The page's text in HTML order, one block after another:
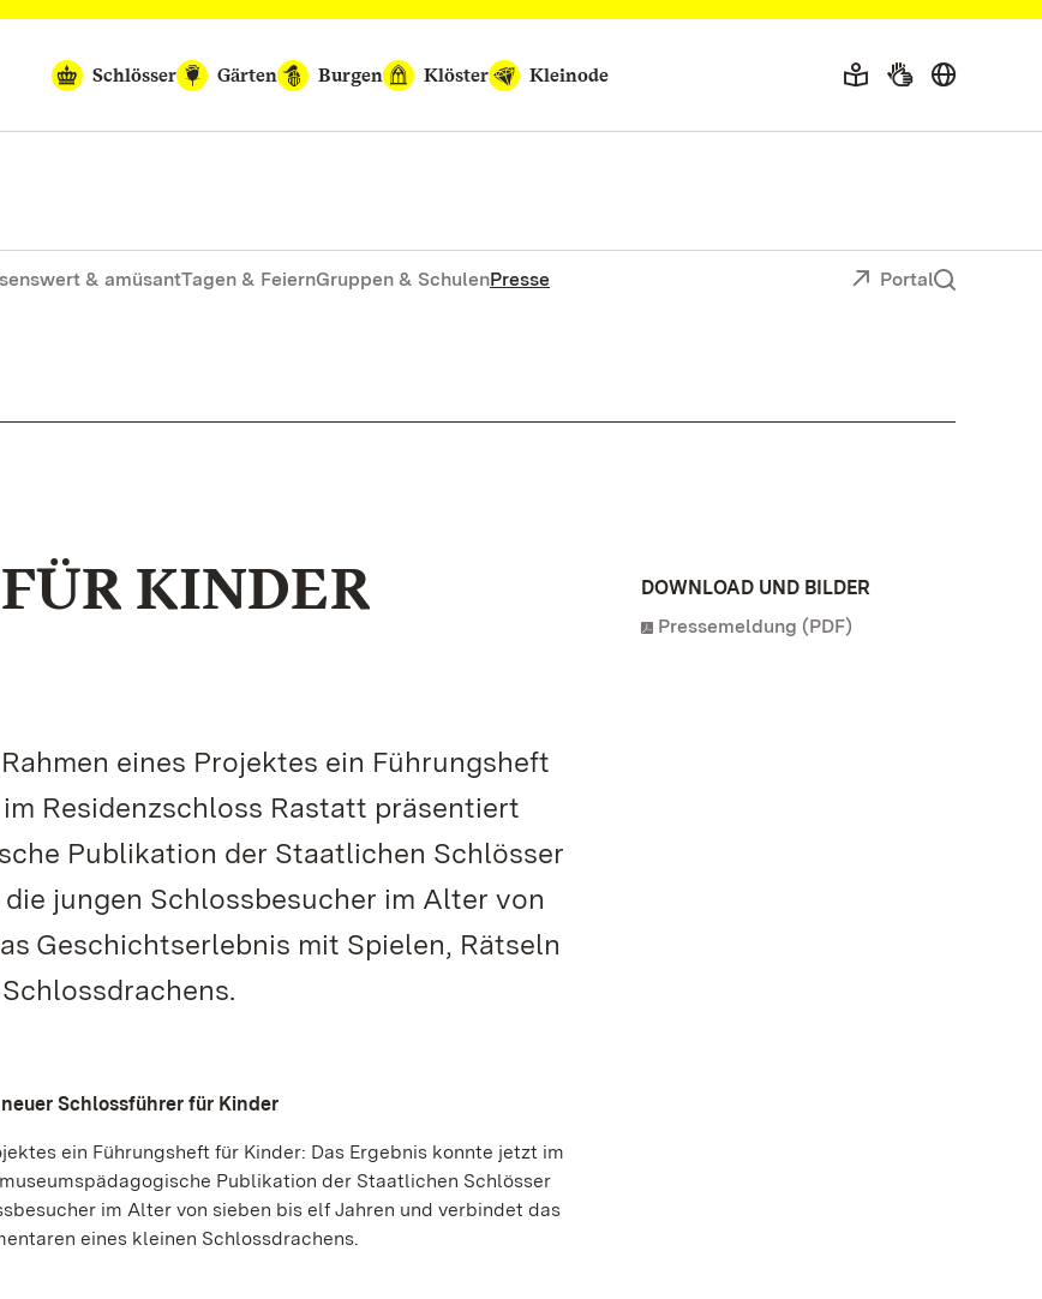
Schlösser
Gärten Burgen Klöster Kleinode
& amüsantTagen & FeiernGruppen & SchulenPresse Portal
KINDER
eines Projektes ein Führungsheft
Residenzschloss Rastatt präsentiert
Publikation der Staatlichen Schlösser
jungen Schlossbesucher im Alter von
Geschichtserlebnis mit Spielen, Rätseln
Schlossführer für Kinder
ein Führungsheft für Kinder: Das Ergebnis konnte jetzt im
Publikation der Staatlichen Schlösser
im Alter von sieben bis elf Jahren und verbindet das
eines kleinen Schlossdrachens.
DOWNLOAD UND BILDER
Pressemeldung (PDF)